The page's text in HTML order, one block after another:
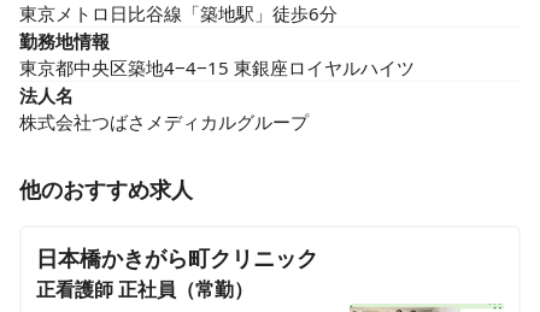
東京メトロ日比谷線「築地駅」徒歩6分
勤務地情報
東京都中央区築地4−4−15 東銀座ロイヤルハイツ
法人名
株式会社つばさメディカルグループ
他のおすすめ求人
日本橋かきがら町クリニック
正看護師正社員（常勤）